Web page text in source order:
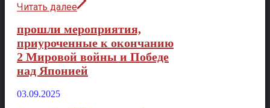
Читать далее
прошли мероприятия,
приуроченные к окончанию
2 Мировой войны и Победе
над Японией
03.09.2025